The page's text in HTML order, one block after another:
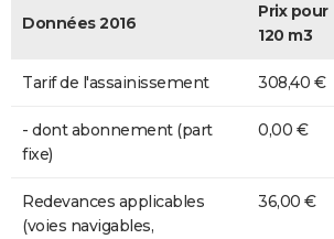
Données 2016
Prix pour
120 m3
Tarif de l'assainissement 308,40 €
- dont abonnement (part
fixe)
0,00 €
Redevances applicables
(voies navigables,
36,00 €